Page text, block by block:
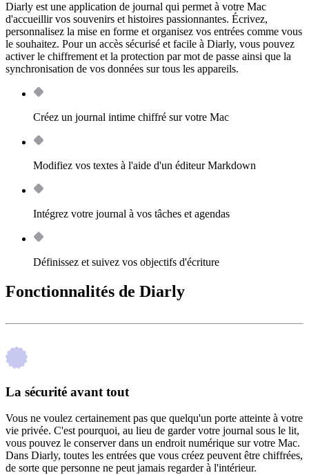
Diarly est une application de journal qui permet à votre Mac
d'accueillir vos souvenirs et histoires passionnantes. Écrivez,
personnalisez la mise en forme et organisez vos entrées comme vous
le souhaitez. Pour un accès sécurisé et facile à Diarly, vous pouvez
activer le chiffrement et la protection par mot de passe ainsi que la
synchronisation de vos données sur tous les appareils.
Créez un journal intime chiffré sur votre Mac
Modifiez vos textes à l'aide d'un éditeur Markdown
Intégrez votre journal à vos tâches et agendas
Définissez et suivez vos objectifs d'écriture
Fonctionnalités de Diarly
La sécurité avant tout
Vous ne voulez certainement pas que quelqu'un porte atteinte à votre
vie privée. C'est pourquoi, au lieu de garder votre journal sous le lit,
vous pouvez le conserver dans un endroit numérique sur votre Mac.
Dans Diarly, toutes les entrées que vous créez peuvent être chiffrées,
de sorte que personne ne peut jamais regarder à l'intérieur.